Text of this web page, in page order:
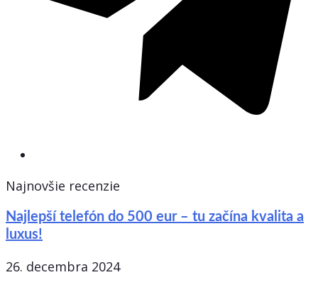
Najnovšie recenzie
Najlepší telefón do 500 eur – tu začína kvalita a
luxus!
26. decembra 2024